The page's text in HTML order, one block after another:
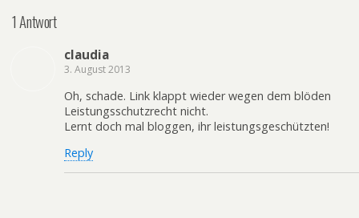
1 Antwort
claudia
3. August 2013
Oh, schade. Link klappt wieder wegen dem blöden
Leistungsschutzrecht nicht.
Lernt doch mal bloggen, ihr leistungsgeschützten!
Reply